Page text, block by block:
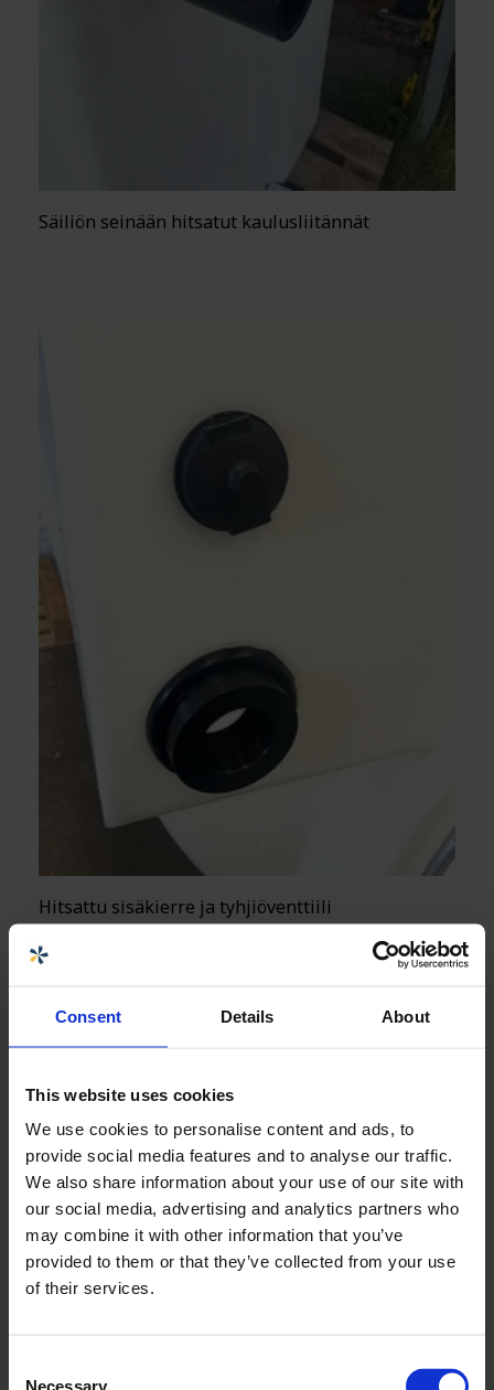
Consent Details About
This website uses cookies
We use cookies to personalise content and ads, to
provide social media features and to analyse our traffic.
We also share information about your use of our site with
our social media, advertising and analytics partners who
may combine it with other information that you’ve
provided to them or that they’ve collected from your use
of their services.
Necessary
Säiliön seinään hitsatut kaulusliitännät
Hitsattu sisäkierre ja tyhjiöventtiili